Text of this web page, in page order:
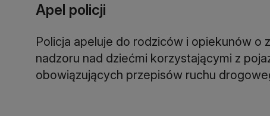
Apel policji
Policja apeluje do rodziców i opiekunów
nadzoru nad dziećmi korzystającymi z
obowiązujących przepisów ruchu